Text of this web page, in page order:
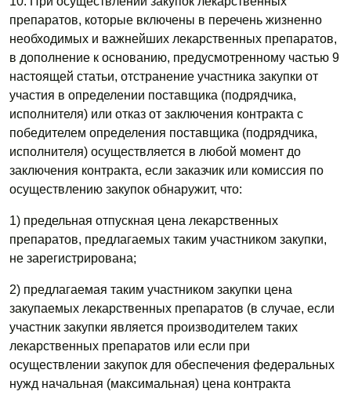
препаратов, которые включены в перечень жизненно
необходимых и важнейших лекарственных препаратов,
в дополнение к основанию, предусмотренному частью 9
настоящей статьи, отстранение участника закупки от
участия в определении поставщика (подрядчика,
исполнителя) или отказ от заключения контракта с
победителем определения поставщика (подрядчика,
исполнителя) осуществляется в любой момент до
заключения контракта, если заказчик или комиссия по
осуществлению закупок обнаружит, что:
1) предельная отпускная цена лекарственных
препаратов, предлагаемых таким участником закупки,
не зарегистрирована;
2) предлагаемая таким участником закупки цена
закупаемых лекарственных препаратов (в случае, если
участник закупки является производителем таких
лекарственных препаратов или если при
осуществлении закупок для обеспечения федеральных
нужд начальная (максимальная) цена контракта